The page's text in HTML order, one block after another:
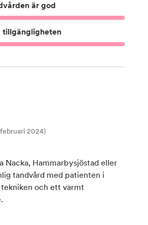
är god
tillgängligheten
2024)
Nacka, Hammarbysjöstad eller
tandvård med patienten i
och ett varmt